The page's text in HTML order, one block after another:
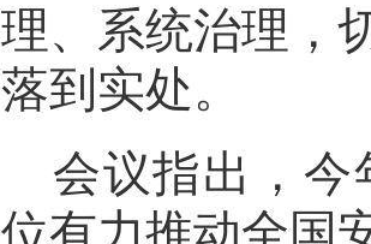
理、系统治理，
落到实处。
会议指出，
位有力推动全国